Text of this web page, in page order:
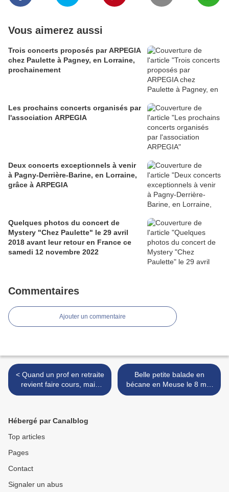
Vous aimerez aussi
Trois concerts proposés par ARPEGIA
chez Paulette à Pagney, en Lorraine,
prochainement
Les prochains concerts organisés par
l'association ARPEGIA
Deux concerts exceptionnels à venir
à Pagny-Derrière-Barine, en Lorraine,
grâce à ARPEGIA
Quelques photos du concert de
Mystery "Chez Paulette" le 29 avril
2018 avant leur retour en France ce
samedi 12 novembre 2022
Commentaires
Ajouter un commentaire
< Quand un prof en retraite
revient faire cours, mais
pas court, au mariage de sa
Belle petite balade en
bécane en Meuse le 8 mai
au matin >
Hébergé par Canalblog
Top articles
Pages
Contact
Signaler un abus